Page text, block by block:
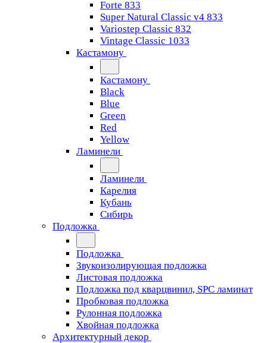
Forte 833
Super Natural Classic v4 833
Variostep Classic 832
Vintage Classic 1033
Кастамону
Кастамону
Black
Blue
Green
Red
Yellow
Ламинели
Ламинели
Карелия
Кубань
Сибирь
Подложка
Подложка
Звукоизолирующая подложка
Листовая подложка
Подложка под кварцвинил, SPC ламинат
Пробковая подложка
Рулонная подложка
Хвойная подложка
Архитектурный декор